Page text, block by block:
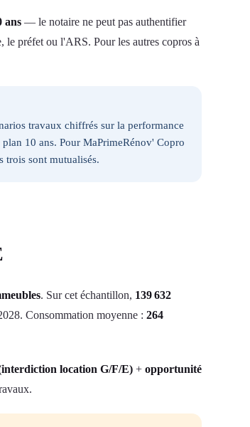
ans — le notaire ne peut pas authentifier
le préfet ou l'ARS. Pour les autres copros à
travaux chiffrés sur la performance
10 ans. Pour MaPrimeRénov' Copro
trois sont mutualisés.
. Sur cet échantillon, 139 632
Consommation moyenne : 264
location G/F/E) + opportunité